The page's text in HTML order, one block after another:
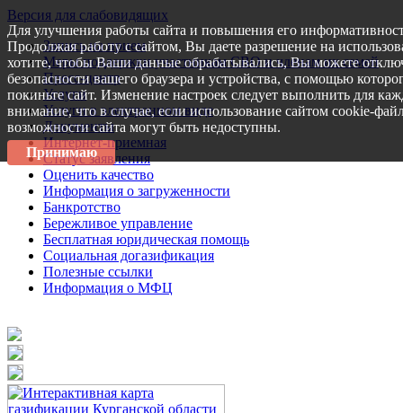
Версия для слабовидящих
Запись на прием
Меры поддержки участникам СВО и членам их семей
Пресс-центр
Услуги
Услуги в электронном виде
Документы
Интернет-приемная
Статус заявления
Оценить качество
Информация о загруженности
Банкротство
Бережливое управление
Бесплатная юридическая помощь
Социальная догазификация
Полезные ссылки
Информация о МФЦ
Для улучшения работы сайта и повышения его
Продолжая работу с сайтом, Вы даете разрешение на
хотите, чтобы Ваши данные обрабатывались, Вы можете
безопасности вашего браузера и устройства, с помощью
покиньте сайт. Изменение настроек следует выполнить для
внимание, что в случае, если использование сайтом cookie-
возможности сайта могут быть недоступны.
Принимаю